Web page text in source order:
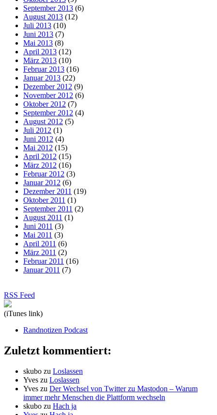
September 2013 (6)
August 2013 (12)
Juli 2013 (10)
Juni 2013 (7)
Mai 2013 (8)
April 2013 (12)
März 2013 (10)
Februar 2013 (16)
Januar 2013 (22)
Dezember 2012 (9)
November 2012 (6)
Oktober 2012 (7)
September 2012 (4)
August 2012 (5)
Juli 2012 (1)
Juni 2012 (4)
Mai 2012 (15)
April 2012 (15)
März 2012 (16)
Februar 2012 (3)
Januar 2012 (6)
Dezember 2011 (19)
Oktober 2011 (1)
September 2011 (2)
August 2011 (1)
Juni 2011 (3)
Mai 2011 (3)
April 2011 (6)
März 2011 (2)
Februar 2011 (16)
Januar 2011 (7)
RSS Feed
(iTunes link)
Randnotizen Podcast
Zuletzt kommentiert:
skubo zu Loslassen
Yves zu Loslassen
Yves zu Der Wechsel von Twitter zu Mastodon – Warum
immer mehr Menschen die Plattform wechseln
skubo zu Hach ja